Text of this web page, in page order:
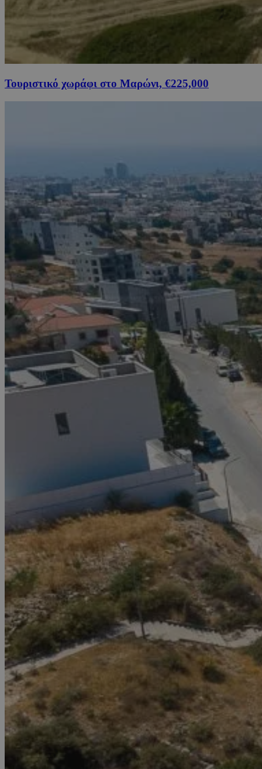
Τουριστικό χωράφι στο Μαρώνι, €225,000